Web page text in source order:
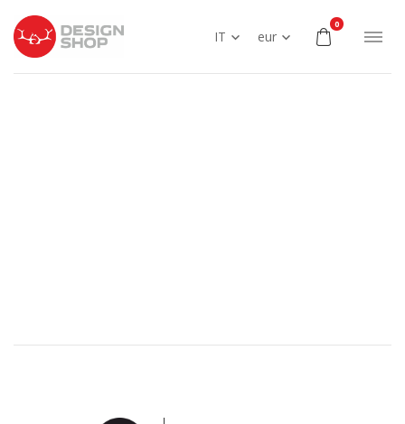
IT eur
0